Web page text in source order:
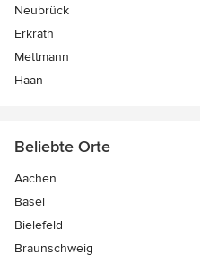
Neubrück
Erkrath
Mettmann
Haan
Beliebte Orte
Aachen
Basel
Bielefeld
Braunschweig